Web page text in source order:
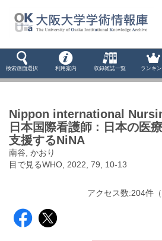
検索画面選択 利用案内 収録雑誌一覧 ランキ
Nippon international
日本国際看護師 : 日本の医
支援するNiNA
南谷, かおり
目で見るWHO, 2022, 79, 10-13
アクセス数:204件 （